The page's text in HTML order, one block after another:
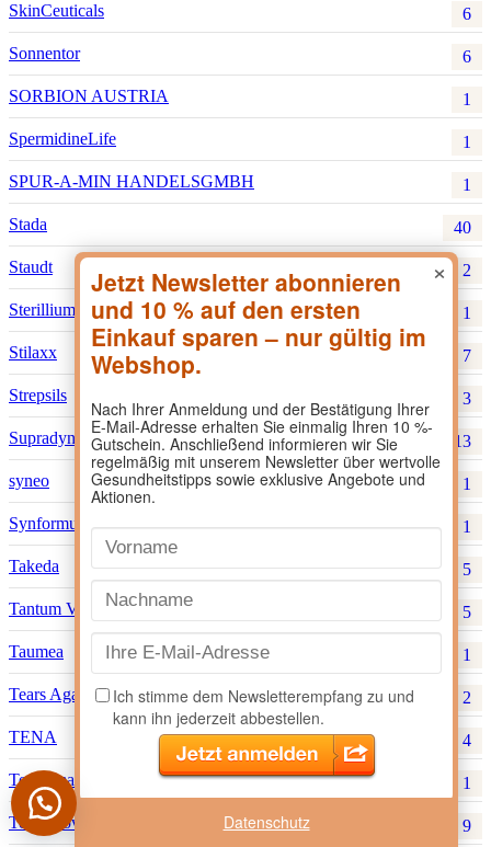
SkinCeuticals 6
Sonnentor 6
SORBION AUSTRIA 1
SpermidineLife 1
SPUR-A-MIN HANDELSGMBH 1
Stada 40
Staudt 2
Sterillium 1
Stilaxx 7
Strepsils 3
Supradyn 13
syneo 1
Synformulas GmbH 1
Takeda 5
Tantum Verde 5
Taumea 1
Tears Again 2
TENA 4
Teofarma S.R.L. 1
Terra Nova 9
×
Datenschutz